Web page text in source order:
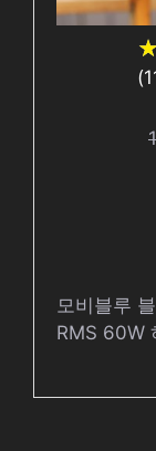
★
★
(
모비블루
RMS 60W